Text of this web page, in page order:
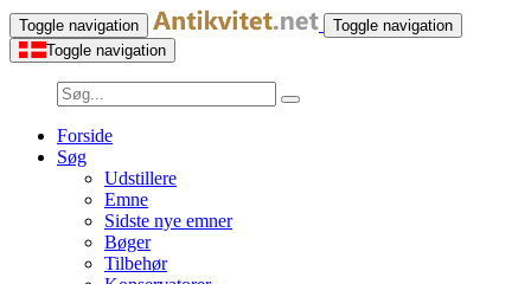
Toggle navigation
Toggle navigation
Toggle navigation
Forside
Søg
Udstillere
Emne
Sidste nye emner
Bøger
Tilbehør